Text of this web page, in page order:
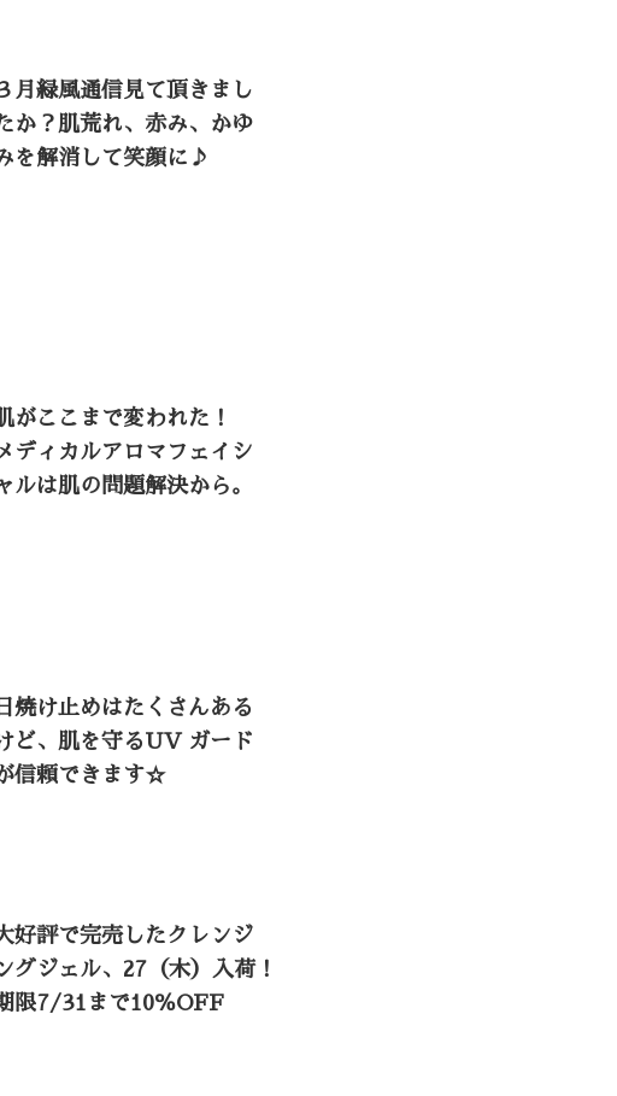
月緑風通信見て頂きまし
か？肌荒れ、赤み、かゆ
を解消して笑顔に♪
がここまで変われた！
メディカルアロマフェイシ
ルは肌の問題解決から。
日焼け止めはたくさんある
ど、肌を守るUV ガード
信頼できます☆
好評で完売したクレンジ
グジェル、27（木）入荷！
限7/31まで10％OFF